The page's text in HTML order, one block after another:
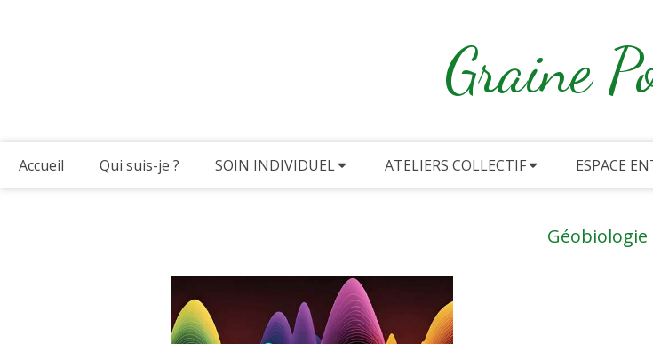
Graine
Accueil Qui suis-je ? SOIN INDIVIDUEL ATELIERS COLLECTIF ESPACE
Géobiologie